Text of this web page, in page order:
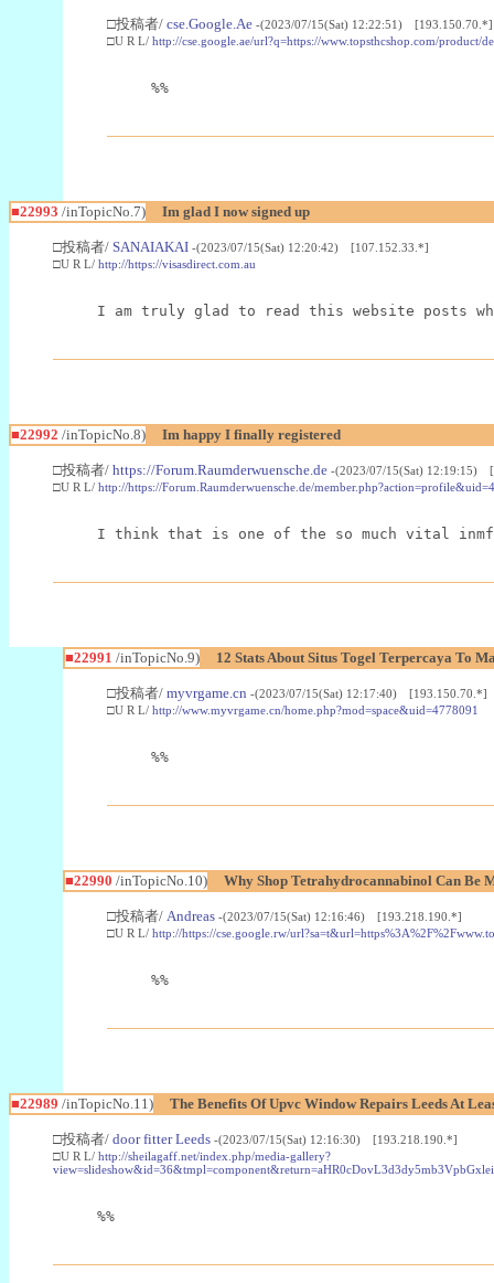
□投稿者/ cse.Google.Ae -(2023/07/15(Sat) 12:22:51) [193.150.70.*]
□U R L/ http://cse.google.ae/url?q=https://www.topsthcshop.com/
%%
■22993 /inTopicNo.7) Im glad I now signed up
□投稿者/ SANAIAKAI -(2023/07/15(Sat) 12:20:42) [107.152.33.*]
□U R L/ http://https://visasdirect.com.au
I am truly glad to read this website posts
■22992 /inTopicNo.8) Im happy I finally registered
□投稿者/ https://Forum.Raumderwuensche.de -(2023/07/15(Sat) 12:19:15)
□U R L/ http://https://Forum.Raumderwuensche.de/
I think that is one of the so much vital
■22991 /inTopicNo.9) 12 Stats About Situs Togel Terpercaya To
□投稿者/ myvrgame.cn -(2023/07/15(Sat) 12:17:40) [193.150.70.*]
□U R L/ http://www.myvrgame.cn/home.php?mod=space&uid=4778091
%%
■22990 /inTopicNo.10) Why Shop Tetrahydrocannabinol Can Be
□投稿者/ Andreas -(2023/07/15(Sat) 12:16:46) [193.218.190.*]
□U R L/ http://https://cse.google.rw/
%%
■22989 /inTopicNo.11) The Benefits Of Upvc Window Repairs Leeds At
□投稿者/ door fitter Leeds -(2023/07/15(Sat) 12:16:30) [193.218.190.*]
□U R L/ http://sheilagaff.net/index.php/media-gallery?
%%